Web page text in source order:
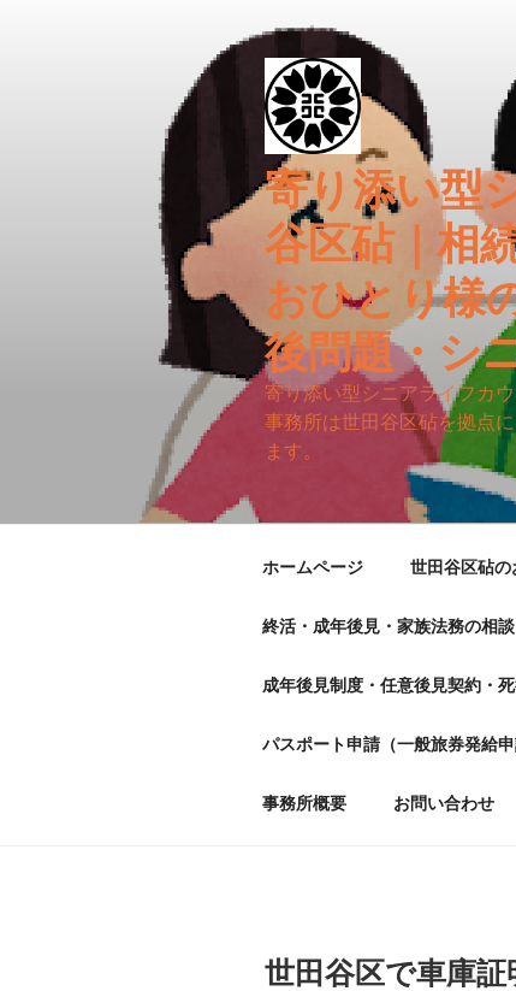
寄り添い型
谷区砧｜相
おひとり様
後問題・シ
寄り添い型シニアライフカ
事務所は世田谷区砧を拠点
ます。
ホームページ 世田谷区砧
終活・成年後見・家族法務の相
成年後見制度・任意後見契約・
パスポート申請（一般旅券発給申
事務所概要 お問い合わせ
世田谷区で車庫